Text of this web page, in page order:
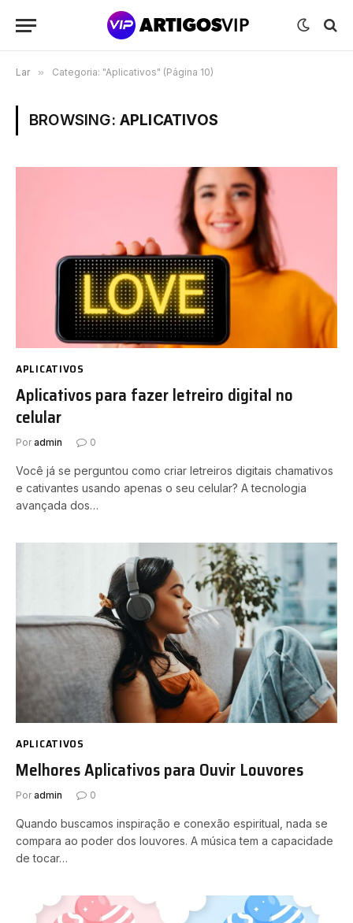
Lar » Categoria: "Aplicativos" (Página 10)
BROWSING: APLICATIVOS
APLICATIVOS
Aplicativos para fazer letreiro digital no
celular
Por admin 0
Você já se perguntou como criar letreiros digitais chamativos
e cativantes usando apenas o seu celular? A tecnologia
avançada dos…
APLICATIVOS
Melhores Aplicativos para Ouvir Louvores
Por admin 0
Quando buscamos inspiração e conexão espiritual, nada se
compara ao poder dos louvores. A música tem a capacidade
de tocar…